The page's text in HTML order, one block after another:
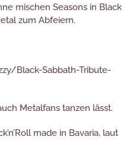
mischen Seasons in Black
zum Abfeiern.
Black-Sabbath-Tribute-
Metalfans tanzen lässt.
made in Bavaria, laut